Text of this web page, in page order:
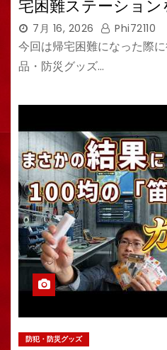
宅困難ステーション
7月 16, 2026 Phi72110
今回は帰宅困難になった際
品・防災グッズ…
防犯・防災グッズ